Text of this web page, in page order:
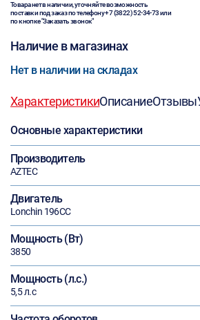
Товара нет в наличии, уточняйте возможность
поставки под заказ по телефону+7 (3822) 52-34-73или
по кнопке "Заказать звонок"
Наличие в магазинах
Нет в наличии на складах
ХарактеристикиОписаниеОтзывы
Основные характеристики
Производитель
AZTEC
Двигатель
Lonchin 196CC
Мощность (Вт)
3850
Мощность (л.с.)
5,5 л.с